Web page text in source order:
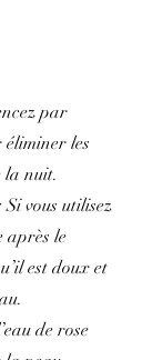
par
les
la nuit.
vous utilisez
après le
est doux et
de rose